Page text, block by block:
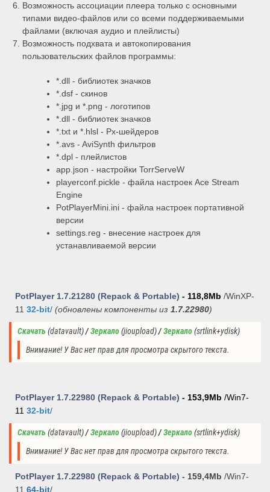
Возможность ассоциации плеера только с основными
типами видео-файлов или со всеми поддерживаемыми
файлами (включая аудио и плейлисты)
Возможность подхвата и автокопирования
пользовательских файлов программы:
*.dll - библиотек значков
*.dsf - скинов
*.jpg и *.png - логотипов
*.dll - библиотек значков
*.txt и *.hlsl - Px-шейдеров
*.avs - AviSynth фильтров
*.dpl - плейлистов
app.json - настройки TorrServeW
playerconf.pickle - файла настроек Ace Stream
Engine
PotPlayerMini.ini - файла настроек портативной
версии
settings.reg - внесение настроек для
устанавливаемой версии
PotPlayer 1.7.21280 (Repack & Portable) - 118,8Mb /WinXP-
11 32-bit/ (обновлены компоненты из 1.7.22980)
Скачать (datavault) / Зеркало(jioupload) / Зеркало(srtlink+ydisk)
Внимание! У Вас нет прав для просмотра скрытого текста.
PotPlayer 1.7.22980 (Repack & Portable) - 153,9Mb /Win7-
11 32-bit/
Скачать (datavault) / Зеркало(jioupload) / Зеркало(srtlink+ydisk)
Внимание! У Вас нет прав для просмотра скрытого текста.
PotPlayer 1.7.22980 (Repack & Portable) - 159,4Mb /Win7-
11 64-bit/